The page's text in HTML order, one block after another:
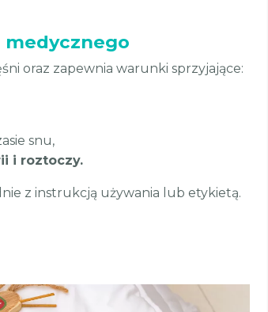
oraz zapewnia warunki sprzyjające:
snu,
i roztoczy.
z instrukcją używania lub etykietą.